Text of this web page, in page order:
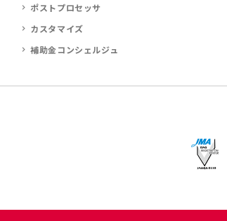
ポストプロセッサ
カスタマイズ
補助金コンシェルジュ